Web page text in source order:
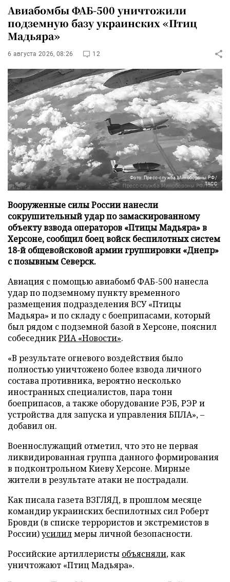
Авиабомбы ФАБ-500 уничтожили
подземную базу украинских «Птиц
Мадьяра»
6 августа 2026, 08:26 12
Фото: Пресс-служба Минобороны РФ/
ТАСС
Вооруженные силы России нанесли
сокрушительный удар по замаскированному
объекту взвода операторов «Птицы Мадьяра» в
Херсоне, сообщил боец войск беспилотных систем
18-й общевойсковой армии группировки «Днепр»
с позывным Северск.
Авиация с помощью авиабомб ФАБ-500 нанесла
удар по подземному пункту временного
размещения подразделения ВСУ «Птицы
Мадьяра» и по складу с боеприпасами, который
был рядом с подземной базой в Херсоне, пояснил
собеседникРИА «Новости».
«В результате огневого воздействия было
полностью уничтожено более взвода личного
состава противника, вероятно несколько
иностранных специалистов, пара тонн
боеприпасов, а также оборудование РЭБ, РЭР и
устройства для запуска и управления БПЛА», –
добавил он.
Военнослужащий отметил, что это не первая
ликвидированная группа данного формирования
в подконтрольном Киеву Херсоне. Мирные
жители в результате атаки не пострадали.
Как писала газета ВЗГЛЯД, в прошлом месяце
командир украинских беспилотных сил Роберт
Бровди (в списке террористов и экстремистов в
России)усилилмеры личной безопасности.
Российские артиллеристы объясняли, как
уничтожают «Птиц Мадьяра».